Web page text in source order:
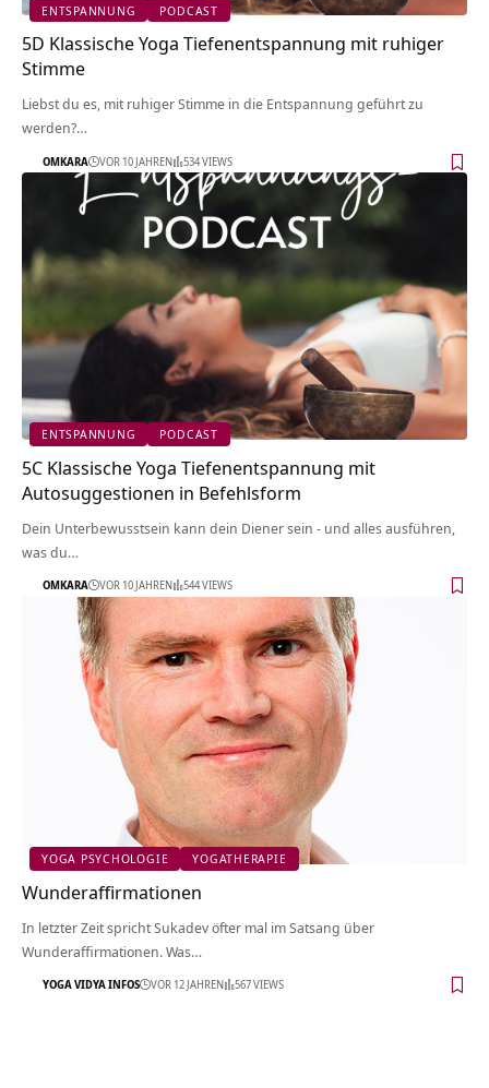
ENTSPANNUNG PODCAST
5D Klassische Yoga Tiefenentspannung mit ruhiger
Stimme
Liebst du es, mit ruhiger Stimme in die Entspannung geführt zu
werden?…
OMKARA VOR 10 JAHREN 534 VIEWS
ENTSPANNUNG PODCAST
5C Klassische Yoga Tiefenentspannung mit
Autosuggestionen in Befehlsform
Dein Unterbewusstsein kann dein Diener sein - und alles ausführen,
was du…
OMKARA VOR 10 JAHREN 544 VIEWS
YOGA PSYCHOLOGIE YOGATHERAPIE
Wunderaffirmationen
In letzter Zeit spricht Sukadev öfter mal im Satsang über
Wunderaffirmationen. Was…
YOGA VIDYA INFOS VOR 12 JAHREN 567 VIEWS